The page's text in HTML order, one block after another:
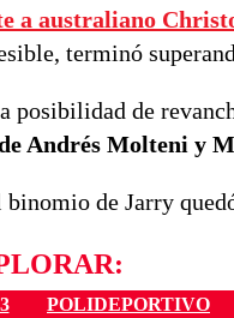
a australiano
terminó
posibilidad de
Andrés Molteni y
binomio de Jarry
POLIDEPORTIVO